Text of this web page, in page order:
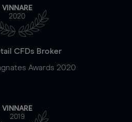
VINNARE
2020
CFDs Broker
Awards 2020
VINNARE
2019